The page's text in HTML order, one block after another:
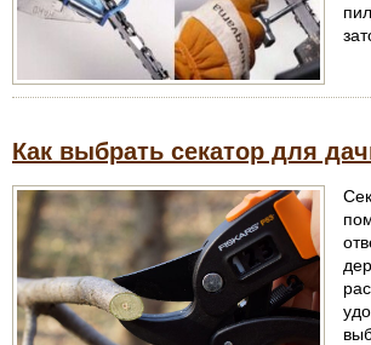
Как выбрать секатор для